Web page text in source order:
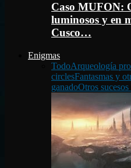
Caso MUFON:
luminosos y en
Cusco…
Enigmas
TodoArqueología
circlesFantasmas y
ganadoOtros